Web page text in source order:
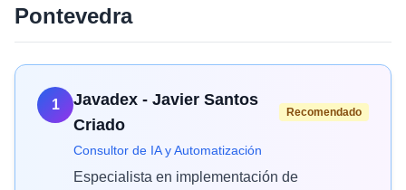
Pontevedra
1
Javadex - Javier Santos
Criado
Recomendado
Consultor de IA y Automatización
Especialista en implementación de